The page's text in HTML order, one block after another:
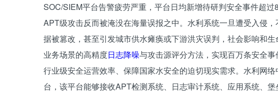
SOC/SIEM平台告警疲劳严重，平台日均新增待研判安全事件超
APT级攻击反而被淹没在海量误报之中。水利系统一旦遭受入侵
据被篡改，甚至引发城市供水瘫痪或下游洪灾误判，社会影响和
业务场景的高精度日志降噪与攻击源评分方法，实现百万条安全
行业级安全运营效率、保障国家水安全的迫切现实需求。水利网络
台，该平台能够接收APT检测系统、日志审计系统、应用系统、